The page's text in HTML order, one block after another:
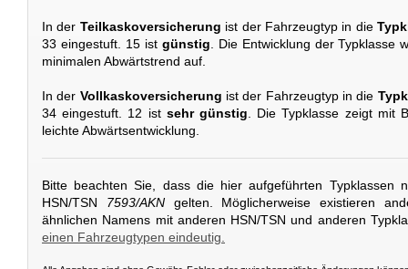
In der Teilkaskoversicherung ist der Fahrzeugtyp in die
33 eingestuft. 15 ist günstig . Die Entwicklung der
minimalen Abwärtstrend auf.
In der Vollkaskoversicherung ist der Fahrzeugtyp in die
34 eingestuft. 12 ist sehr günstig. Die Typklasse zeigt mit
leichte Abwärtsentwicklung.
Bitte beachten Sie, dass die hier aufgeführten Typklassen
HSN/TSN 7593/AKNgelten. Möglicherweise existieren
ähnlichen Namens mit anderen HSN/TSN und anderen
einen Fahrzeugtypen eindeutig.